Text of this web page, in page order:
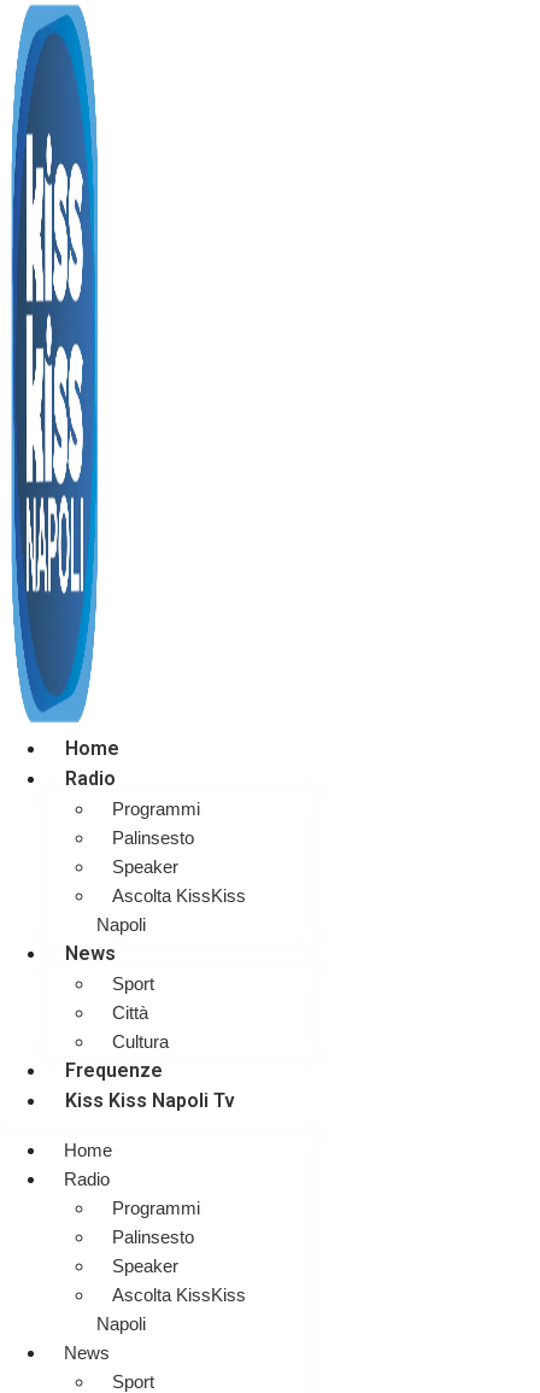
Home
Radio
Programmi
Palinsesto
Speaker
Ascolta KissKiss
Napoli
News
Sport
Città
Cultura
Frequenze
Kiss Kiss Napoli Tv
Home
Radio
Programmi
Palinsesto
Speaker
Ascolta KissKiss
Napoli
News
Sport